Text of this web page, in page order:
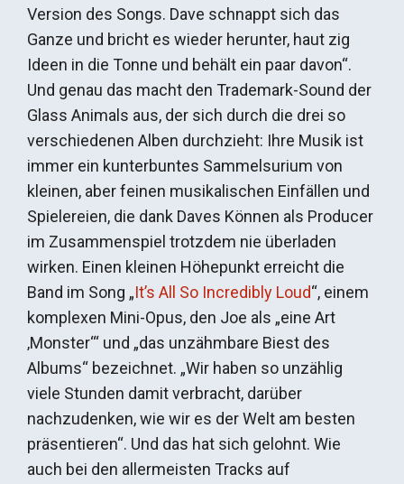
Version des Songs. Dave schnappt sich das
Ganze und bricht es wieder herunter, haut zig
Ideen in die Tonne und behält ein paar davon“.
Und genau das macht den Trademark-Sound der
Glass Animals aus, der sich durch die drei so
verschiedenen Alben durchzieht: Ihre Musik ist
immer ein kunterbuntes Sammelsurium von
kleinen, aber feinen musikalischen Einfällen und
Spielereien, die dank Daves Können als Producer
im Zusammenspiel trotzdem nie überladen
wirken. Einen kleinen Höhepunkt erreicht die
Band im Song „It’s All So Incredibly Loud“, einem
komplexen Mini-Opus, den Joe als „eine Art
‚Monster‘“ und „das unzähmbare Biest des
Albums“ bezeichnet. „Wir haben so unzählig
viele Stunden damit verbracht, darüber
nachzudenken, wie wir es der Welt am besten
präsentieren“. Und das hat sich gelohnt. Wie
auch bei den allermeisten Tracks auf